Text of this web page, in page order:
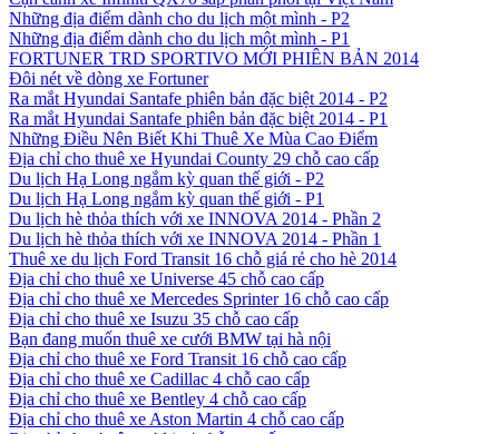
Những địa điểm dành cho du lịch một mình - P2
Những địa điểm dành cho du lịch một mình - P1
FORTUNER TRD SPORTIVO MỚI PHIÊN BẢN 2014
Đôi nét về dòng xe Fortuner
Ra mắt Hyundai Santafe phiên bản đặc biệt 2014 - P2
Ra mắt Hyundai Santafe phiên bản đặc biệt 2014 - P1
Những Điều Nên Biết Khi Thuê Xe Mùa Cao Điểm
Địa chỉ cho thuê xe Hyundai County 29 chỗ cao cấp
Du lịch Hạ Long ngắm kỳ quan thế giới - P2
Du lịch Hạ Long ngắm kỳ quan thế giới - P1
Du lịch hè thỏa thích với xe INNOVA 2014 - Phần 2
Du lịch hè thỏa thích với xe INNOVA 2014 - Phần 1
Thuê xe du lịch Ford Transit 16 chỗ giá rẻ cho hè 2014
Địa chỉ cho thuê xe Universe 45 chỗ cao cấp
Địa chỉ cho thuê xe Mercedes Sprinter 16 chỗ cao cấp
Địa chỉ cho thuê xe Isuzu 35 chỗ cao cấp
Bạn đang muốn thuê xe cưới BMW tại hà nội
Địa chỉ cho thuê xe Ford Transit 16 chỗ cao cấp
Địa chỉ cho thuê xe Cadillac 4 chỗ cao cấp
Địa chỉ cho thuê xe Bentley 4 chỗ cao cấp
Địa chỉ cho thuê xe Aston Martin 4 chỗ cao cấp